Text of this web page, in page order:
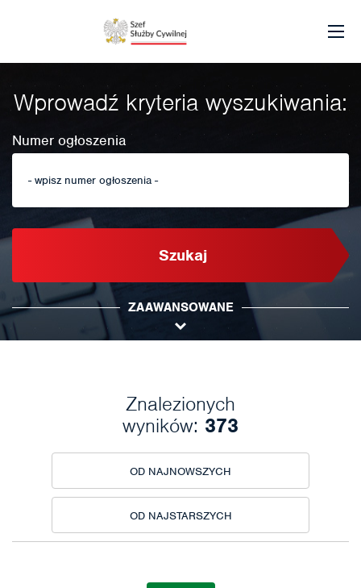
Wprowadź kryteria wyszukiwania:
Numer ogłoszenia
Szukaj
ZAAWANSOWANE
Znalezionych
wyników: 373
OD NAJNOWSZYCH
OD NAJSTARSZYCH